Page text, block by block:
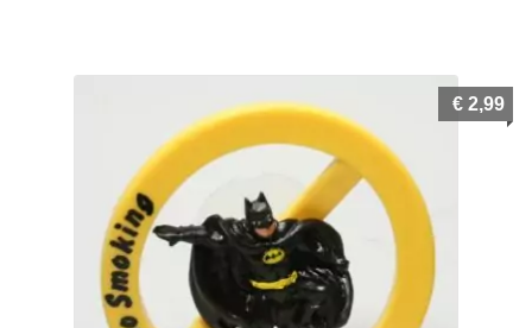
€ 2,99